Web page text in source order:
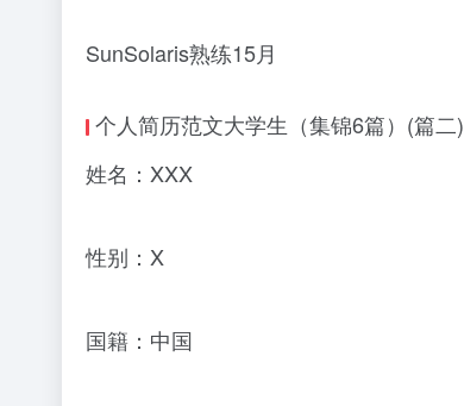
SunSolaris熟练15月
个人简历范文大学生（集锦6篇）(篇二)
姓名：XXX
性别：X
国籍：中国